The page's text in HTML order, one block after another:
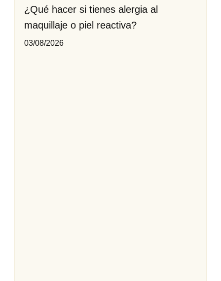
¿Qué hacer si tienes alergia al
maquillaje o piel reactiva​?
03/08/2026